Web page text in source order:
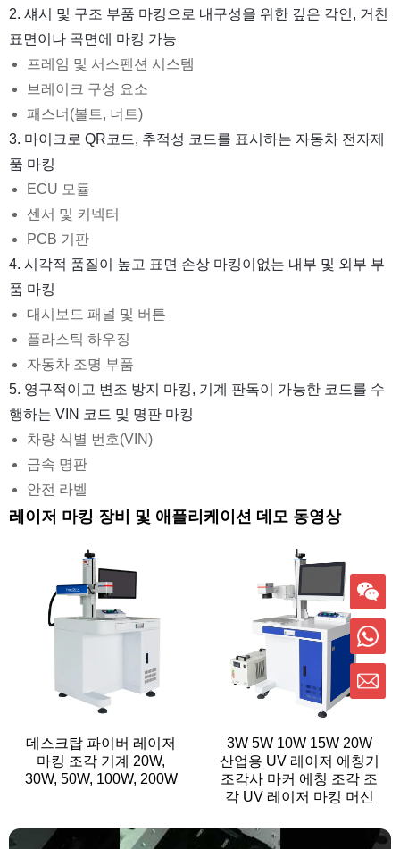
2. 섀시 및 구조 부품 마킹으로 내구성을 위한 깊은 각인, 거친
표면이나 곡면에 마킹 가능
프레임 및 서스펜션 시스템
브레이크 구성 요소
패스너(볼트, 너트)
3. 마이크로 QR코드, 추적성 코드를 표시하는 자동차 전자제
품 마킹
ECU 모듈
센서 및 커넥터
PCB 기판
4. 시각적 품질이 높고 표면 손상 마킹이없는 내부 및 외부 부
품 마킹
대시보드 패널 및 버튼
플라스틱 하우징
자동차 조명 부품
5. 영구적이고 변조 방지 마킹, 기계 판독이 가능한 코드를 수
행하는 VIN 코드 및 명판 마킹
차량 식별 번호(VIN)
금속 명판
안전 라벨
레이저 마킹 장비 및 애플리케이션 데모 동영상
데스크탑 파이버 레이저
마킹 조각 기계 20W,
30W, 50W, 100W, 200W
3W 5W 10W 15W 20W
산업용 UV 레이저 에칭기
조각사 마커 에칭 조각 조
각 UV 레이저 마킹 머신